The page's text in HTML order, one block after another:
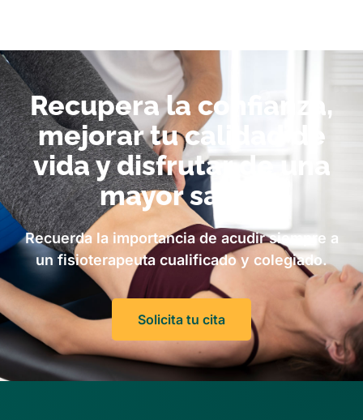
Recupera la confianza,
mejorar tu calidad de
vida y disfrutar de una
mayor salud
Recuerda la importancia de acudir siempre a
un fisioterapeuta cualificado y colegiado.
Solicita tu cita